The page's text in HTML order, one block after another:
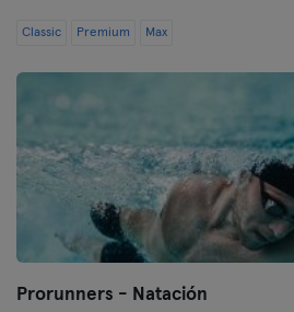
Classic Premium Max
Prorunners - Natación